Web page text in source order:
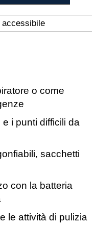
accessibile
o come
i punti difficili da
sacchetti
con la batteria
le attività di pulizia